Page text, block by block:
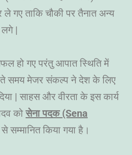
ले गए ताकि चौकी पर तैनात अन्य
लगे |
हो गए परंतु आपात स्थिति में
समय मेजर संकल्प ने देश के लिए
| साहस और वीरता के इस कार्य
को सेना पदक (Sena
से सम्मानित किया गया है।